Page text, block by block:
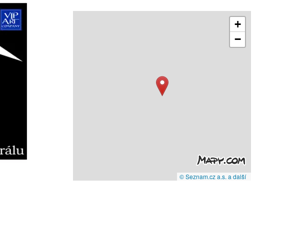
+
−
© Seznam.cz a.s. a další